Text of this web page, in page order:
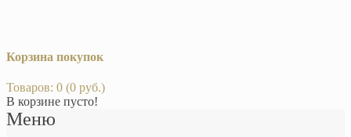
Корзина покупок
Товаров: 0 (0 руб.)
В корзине пусто!
Меню